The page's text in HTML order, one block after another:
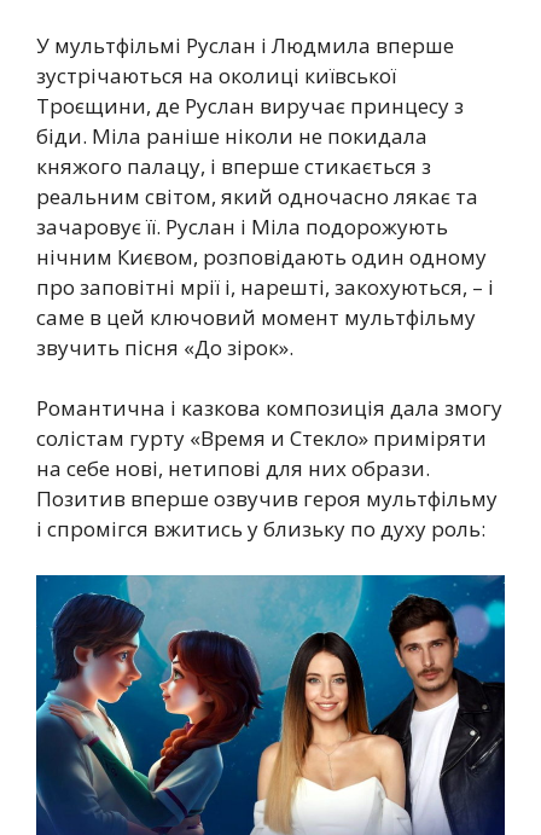
У мультфільмі Руслан і Людмила вперше
зустрічаються на околиці київської
Троєщини, де Руслан виручає принцесу з
біди. Міла раніше ніколи не покидала
княжого палацу, і вперше стикається з
реальним світом, який одночасно лякає та
зачаровує її. Руслан і Міла подорожують
нічним Києвом, розповідають один одному
про заповітні мрії і, нарешті, закохуються, – і
саме в цей ключовий момент мультфільму
звучить пісня «До зірок».
Романтична і казкова композиція дала змогу
солістам гурту «Время и Стекло» приміряти
на себе нові, нетипові для них образи.
Позитив вперше озвучив героя мультфільму
і спромігся вжитись у близьку по духу роль: